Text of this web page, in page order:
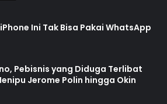
Ini Tak Bisa Pakai WhatsApp
Pebisnis yang Diduga Terlibat
Jerome Polin hingga Okin